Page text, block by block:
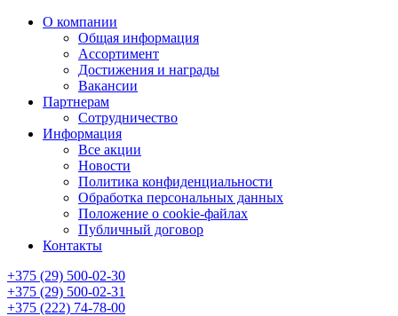
О компании
Общая информация
Ассортимент
Достижения и награды
Вакансии
Партнерам
Сотрудничество
Информация
Все акции
Новости
Политика конфиденциальности
Обработка персональных данных
Положение о cookie-файлах
Публичный договор
Контакты
+375 (29) 500-02-30
+375 (29) 500-02-31
+375 (222) 74-78-00